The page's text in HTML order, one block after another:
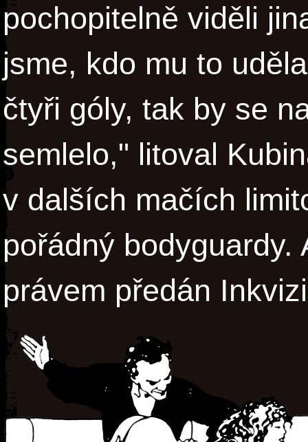
pochopitelně viděli
jsme, kdo mu to
čtyři góly, tak by se
semlelo," litoval
v dalších mačích
pořádný bodyguardy.
právem předán